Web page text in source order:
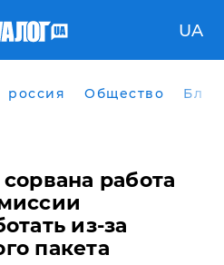
UA
россия Общество
работа
из-за
пакета